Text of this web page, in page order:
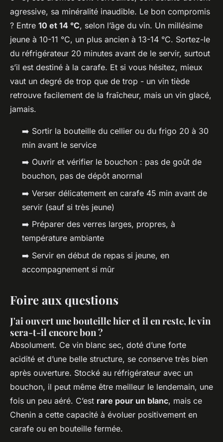
agressive, sa minéralité inaudible. Le bon compromis
? Entre 10 et 14 °C, selon l’âge du vin. Un millésime
jeune à 10-11 °C, un plus ancien à 13-14 °C. Sortez-le
du réfrigérateur 20 minutes avant de le servir, surtout
s’il est destiné à la carafe. Et si vous hésitez, mieux
vaut un degré de trop que de trop - un vin tiède
retrouve facilement de la fraîcheur, mais un vin glacé,
jamais.
➡️ Sortir la bouteille du cellier ou du frigo 20 à 30
min avant le service
➡️ Ouvrir et vérifier le bouchon : pas de goût de
bouchon, pas de dépôt anormal
➡️ Verser délicatement en carafe 45 min avant de
servir (sauf si très jeune)
➡️ Préparer des verres larges, propres, à
température ambiante
➡️ Servir en début de repas si jeune, en
accompagnement si mûr
Foire aux questions
J'ai ouvert une bouteille hier et il en reste, le vin
sera-t-il encore bon ?
Absolument. Ce vin blanc sec, doté d’une forte
acidité et d’une belle structure, se conserve très bien
après ouverture. Stocké au réfrigérateur avec un
bouchon, il peut même être meilleur le lendemain, une
fois un peu aéré. C’est rare pour un blanc, mais ce
Chenin a cette capacité à évoluer positivement en
carafe ou en bouteille fermée.